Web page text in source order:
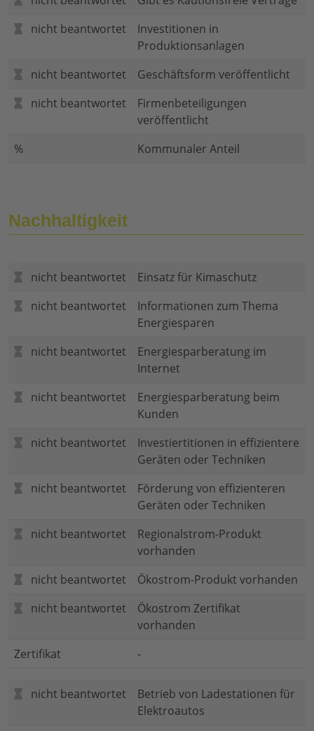
nicht beantwortet
Investitionen in
Produktionsanlagen
nicht beantwortet
Geschäftsform veröffentlicht
nicht beantwortet
Firmenbeteiligungen
veröffentlicht
%
Kommunaler Anteil
Nachhaltigkeit
nicht beantwortet
Einsatz für Kimaschutz
nicht beantwortet
Informationen zum Thema
Energiesparen
nicht beantwortet
Energiesparberatung im
Internet
nicht beantwortet
Energiesparberatung beim
Kunden
nicht beantwortet
Investiertitionen in effizientere
Geräten oder Techniken
nicht beantwortet
Förderung von effizienteren
Geräten oder Techniken
nicht beantwortet
Regionalstrom-Produkt
vorhanden
nicht beantwortet
Ökostrom-Produkt vorhanden
nicht beantwortet
Ökostrom Zertifikat
vorhanden
Zertifikat
-
nicht beantwortet
Betrieb von Ladestationen für
Elektroautos